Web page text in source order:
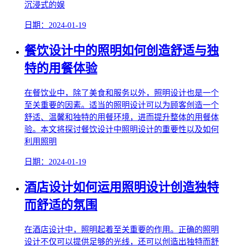
沉浸式的娱
日期：2024-01-19
餐饮设计中的照明如何创造舒适与独
特的用餐体验
在餐饮业中，除了美食和服务以外，照明设计也是一个
至关重要的因素。适当的照明设计可以为顾客创造一个
舒适、温馨和独特的用餐环境，进而提升整体的用餐体
验。本文将探讨餐饮设计中照明设计的重要性以及如何
利用照明
日期：2024-01-19
酒店设计如何运用照明设计创造独特
而舒适的氛围
在酒店设计中，照明起着至关重要的作用。正确的照明
设计不仅可以提供足够的光线，还可以创造出独特而舒